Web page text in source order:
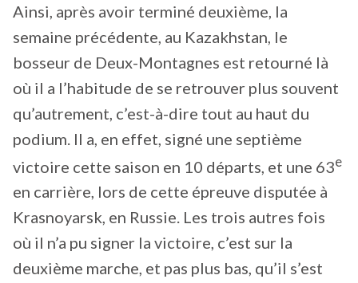
Ainsi, après avoir terminé deuxième, la
semaine précédente, au Kazakhstan, le
bosseur de Deux-Montagnes est retourné là
où il a l’habitude de se retrouver plus souvent
qu’autrement, c’est-à-dire tout au haut du
podium. Il a, en effet, signé une septième
victoire cette saison en 10 départs, et une 63e
en carrière, lors de cette épreuve disputée à
Krasnoyarsk, en Russie. Les trois autres fois
où il n’a pu signer la victoire, c’est sur la
deuxième marche, et pas plus bas, qu’il s’est